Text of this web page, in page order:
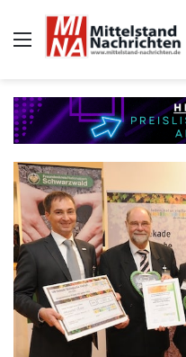
Auswahl